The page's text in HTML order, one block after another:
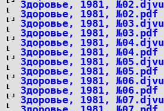
Здоровье, 1981, №02.djvu
Здоровье, 1981, №02.pdf
Здоровье, 1981, №03.djvu
Здоровье, 1981, №03.pdf
Здоровье, 1981, №04.djvu
Здоровье, 1981, №04.pdf
Здоровье, 1981, №05.djvu
Здоровье, 1981, №05.pdf
Здоровье, 1981, №06.djvu
Здоровье, 1981, №06.pdf
Здоровье, 1981, №07.djvu